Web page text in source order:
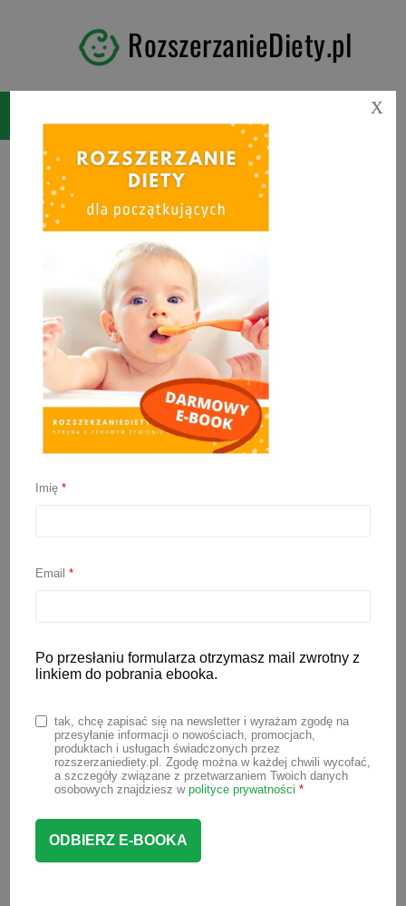
RozszerzanieDiety.pl
Idealne ciasto na pierogi
27 lipca 2020
ciasto na pierogi – zawsze wychodzi
jak i na wytrawnie.
Składniki na 20 pierogów:
Ciasto:
250 ml wrzącej wody
1 łyżeczka roztopionego masła
Imię*
Email*
Po przesłaniu formularza otrzymasz mail zwrotny z
linkiem do pobrania ebooka.
tak, chcę zapisać się na newsletter i wyrażam zgodę na
przesyłanie informacji o nowościach, promocjach,
produktach i usługach świadczonych przez
rozszerzaniediety.pl. Zgodę można w każdej chwili wycofać,
a szczegóły związane z przetwarzaniem Twoich danych
osobowych znajdziesz w polityce prywatności *
X